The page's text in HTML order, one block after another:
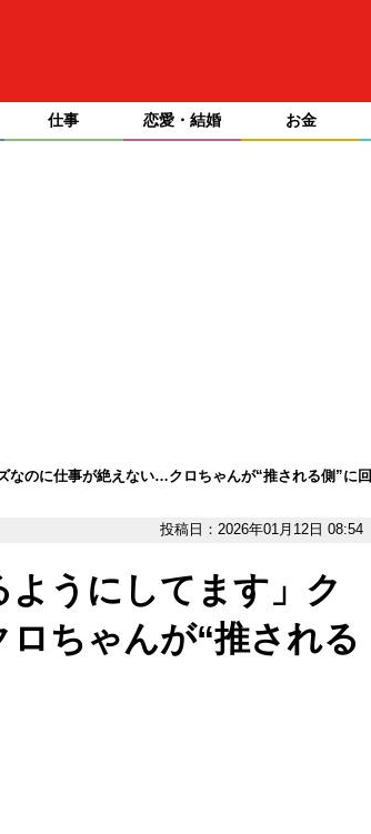
仕事 恋愛・結婚 お金
なのに仕事が絶えない…クロちゃんが“推される側”に回
投稿日：2026年01月12日 08:54
ようにしてます」ク
ちゃんが“推される